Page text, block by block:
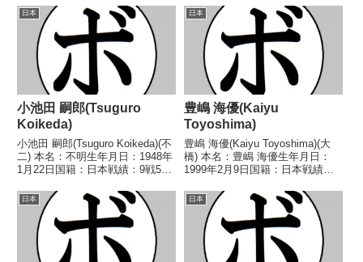
ェザー級予選2017/10/09 ●4R判
定 0-3(36...
イトル】1997年度全日本フライ
級新人王 【戦歴】1995/10/14
○3...
日本
小池田 嗣郎(Tsuguro
Koikeda)
小池田 嗣郎(Tsuguro Koikeda)(不
二) 本名：不明生年月日：1948年
1月22日国籍：日本戦績：9戦5勝
し 【戦歴】1970/04/09
○3RKO 高橋 勝雄(石
橋)1970/04/2...
日本
豊嶋 海優(Kaiyu
Toyoshima)
豊嶋 海優(Kaiyu Toyoshima)(大
橋) 本名：豊嶋 海優生年月日：
1999年2月9日国籍：日本戦績：3
し 【戦歴】2021/10/19 ○6R判
定 3-0(59-55、60-54、60-54...
日本 日本